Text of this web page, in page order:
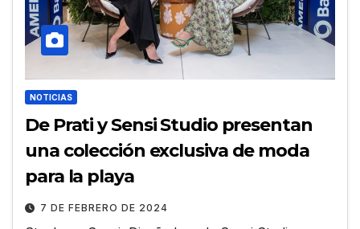
NOTICIAS
De Prati y Sensi Studio presentan
una colección exclusiva de moda
para la playa
7 DE FEBRERO DE 2024